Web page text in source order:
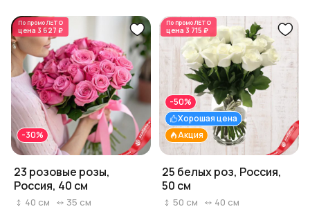
По промоЛЕТО
цена 3 627 ₽
-30%
23 розовые розы,
Россия, 40 см
40 см 35 см
По промоЛЕТО
цена 3 715 ₽
Акция
Хорошая цена
-50%
25 белых роз, Россия,
50 см
50 см 40 см